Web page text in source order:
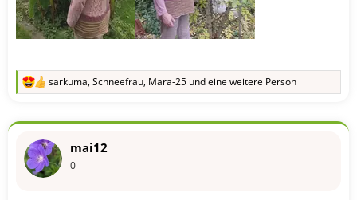
R
k
o
sarkuma, Schneefrau, Mara-25 und eine weitere Person
mai12
0